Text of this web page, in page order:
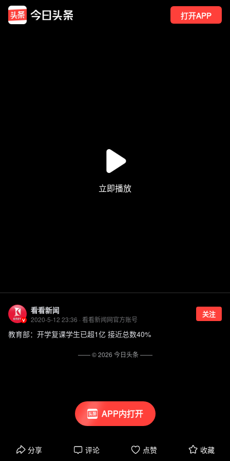
打开APP
APP内打开
看看新闻
2020-5-12 23:36 · 看看新闻网官方账号
关注
教育部：开学复课学生已超1亿 接近总数40%
分享 评论 点赞 收藏
—— ©2026 今日头条——